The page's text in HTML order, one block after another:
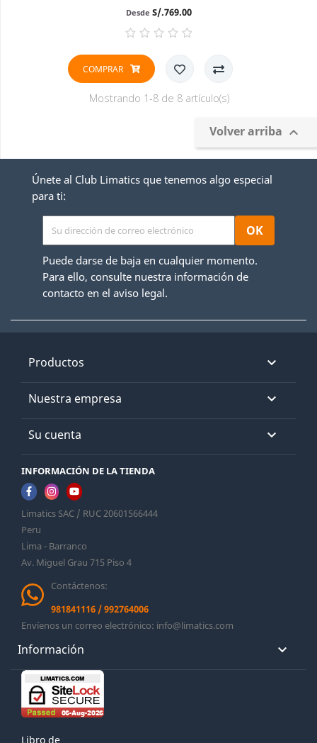
Desde Precio
S/.769.00
COMPRAR
Mostrando 1-8 de 8 artículo(s)
Volver arriba 
Únete al Club Limatics que tenemos algo especial
para ti:
Puede darse de baja en cualquier momento.
Para ello, consulte nuestra información de
contacto en el aviso legal.
Productos 
Nuestra empresa 
Su cuenta 
INFORMACIÓN DE LA TIENDA
Limatics SAC / RUC 20601566444
Peru
Lima - Barranco
Av. Miguel Grau 715 Piso 4
Contáctenos:
981841116 /992764006
Envíenos un correo electrónico: info@limatics.com
Información 
Libro de